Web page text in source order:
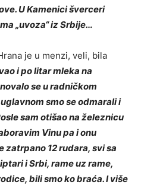
U Kamenici šverceri
„uvoza“ iz Srbije…
je u menzi, veli, bila
i po litar mleka na
se u radničkom
smo se odmarali i
sam otišao na železnicu
Vinu pa i onu
zatrpano 12 rudara, svi sa
i Srbi, rame uz rame,
bili smo ko braća. I više